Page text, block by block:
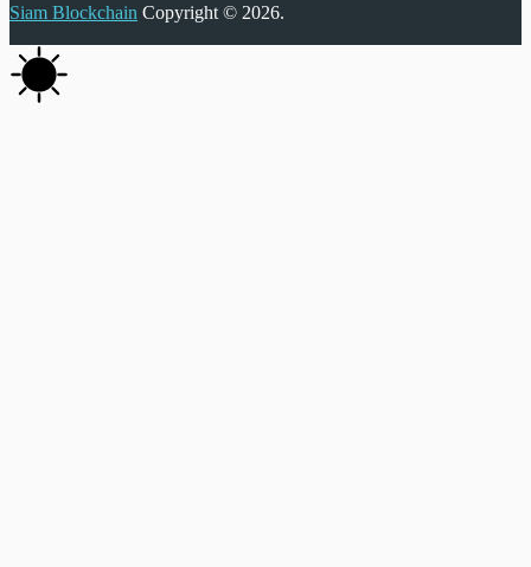
Siam Blockchain Copyright © 2026.